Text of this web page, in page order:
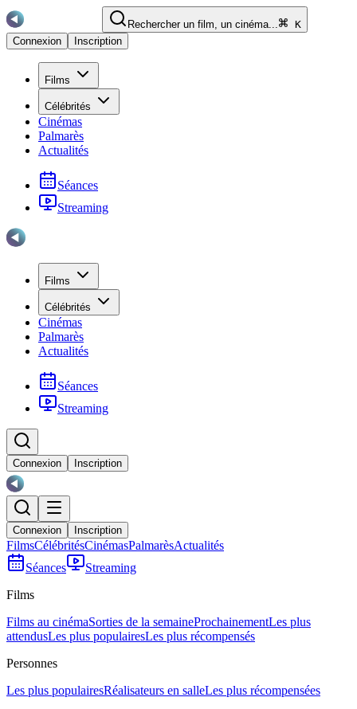
Rechercher un film, un cinéma...
K
Connexion
Inscription
Films
Célébrités
Cinémas
Palmarès
Actualités
Séances
Streaming
Films
Célébrités
Cinémas
Palmarès
Actualités
Séances
Streaming
Connexion Inscription
Connexion Inscription
FilmsCélébritésCinémasPalmarèsActualités
Séances
Streaming
Films
Films au cinémaSorties de la semaineProchainementLes plus
attendusLes plus populairesLes plus récompensés
Personnes
Les plus populairesRéalisateurs en salleLes plus récompensées